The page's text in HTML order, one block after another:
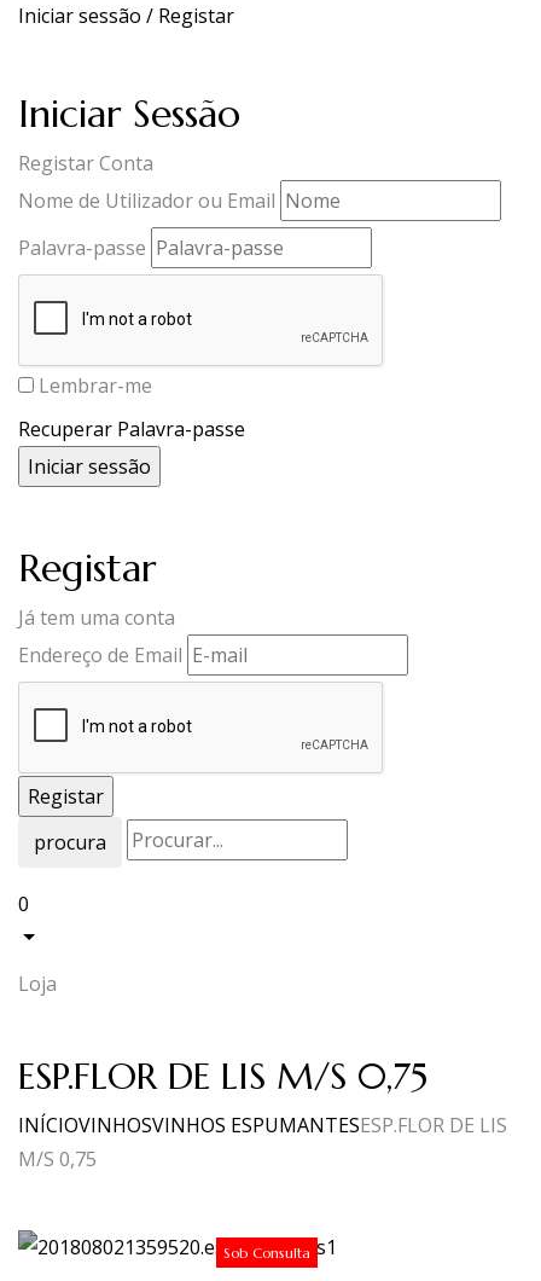
Iniciar sessão / Registar
Iniciar Sessão
Registar Conta
Nome de Utilizador ou Email
Palavra-passe
Lembrar-me
Recuperar Palavra-passe
Registar
Já tem uma conta
Endereço de Email
procura
0
Loja
ESP.FLOR DE LIS M/S 0,75
INÍCIOVINHOSVINHOS ESPUMANTESESP.FLOR DE LIS
M/S 0,75
Sob Consulta